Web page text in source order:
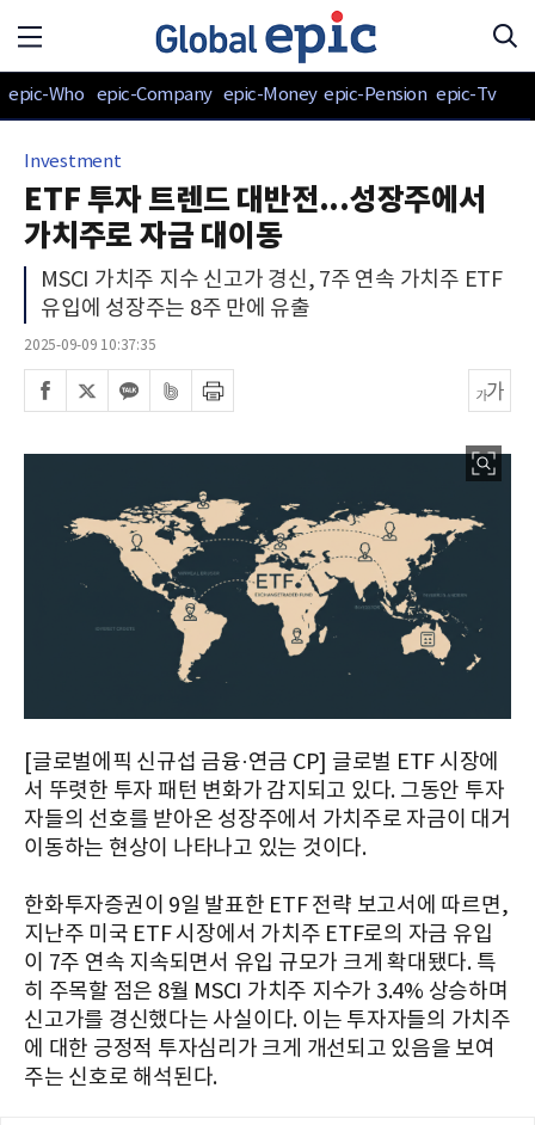
epic-Who epic-Company epic-Money epic-Pension epic-Tv
Investment
ETF 투자 트렌드 대반전...성장주에서
가치주로 자금 대이동
MSCI 가치주 지수 신고가 경신, 7주 연속 가치주 ETF
유입에 성장주는 8주 만에 유출
2025-09-09 10:37:35
[글로벌에픽 신규섭 금융·연금 CP] 글로벌 ETF 시장에
서 뚜렷한 투자 패턴 변화가 감지되고 있다. 그동안 투자
자들의 선호를 받아온 성장주에서 가치주로 자금이 대거
이동하는 현상이 나타나고 있는 것이다.
한화투자증권이 9일 발표한 ETF 전략 보고서에 따르면,
지난주 미국 ETF 시장에서 가치주 ETF로의 자금 유입
이 7주 연속 지속되면서 유입 규모가 크게 확대됐다. 특
히 주목할 점은 8월 MSCI 가치주 지수가 3.4% 상승하며
신고가를 경신했다는 사실이다. 이는 투자자들의 가치주
에 대한 긍정적 투자심리가 크게 개선되고 있음을 보여
주는 신호로 해석된다.